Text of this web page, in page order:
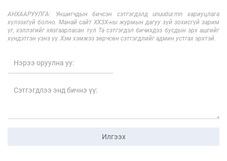
АНХААРУУЛГА: Уншигчдын бичсэн сэтгэгдэлд unuudur.mn хариуцлага
хүлээхгүй болно. Манай сайт ХХЗХ-ны журмын дагуу зүй зохисгүй зарим
үг, хэллэгийг хязгаарласан тул Та сэтгэгдэл бичихдээ бусдын эрх ашгийг
хүндэтгэн үзнэ үү. Хэм хэмжээ зөрчсөн сэтгэгдлийг админ устгах эрхтэй.
Илгээх